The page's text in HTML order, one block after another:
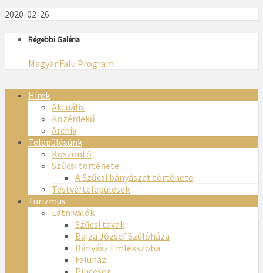
2020-02-26
Régebbi Galéria
Magyar Falu Program
Hírek
Aktuális
Közérdekű
Archív
Településünk
Köszöntő
Szűcsi története
A Szűcsi bányászat története
Testvértelepülések
Turizmus
Látnivalók
Szűcsi tavak
Bajza József Szülőháza
Bányász Emlékszoba
Faluház